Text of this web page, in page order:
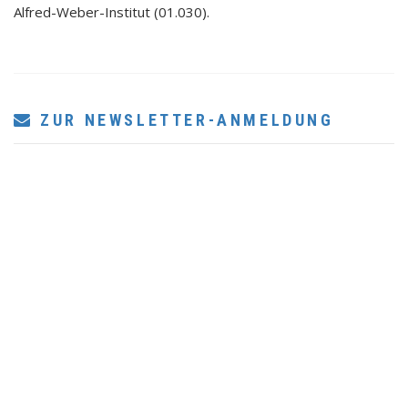
Alfred-Weber-Institut (01.030).
ZUR NEWSLETTER-ANMELDUNG